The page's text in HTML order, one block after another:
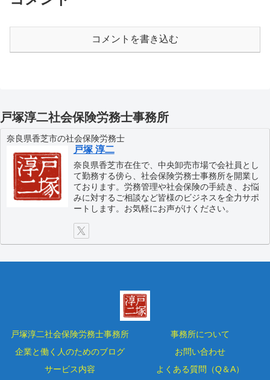
コメントを書き込む
戸塚淳二社会保険労務士事務所
奈良県香芝市の社会保険労務士
戸塚 淳二
奈良県香芝市在住で、中央卸売市場で会社員とし
て勤務する傍ら、社会保険労務士事務所を開業し
ております。労務管理や社会保険の手続き、お悩
みに対するご相談など皆様のビジネスを全力サポ
ートします。お気軽にお声がけください。
戸塚淳二社会保険労務士事務所
事務所について
企業と働く人のためのブログ
お問い合わせ
サービス内容
よくある質問（Q＆A）